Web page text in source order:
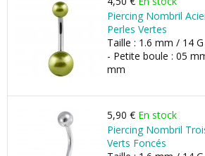
Piercing Nombril
Perles Vertes
Taille : 1.6 mm / 14
- Petite boule : 05
mm
5,90 € En stock
Piercing Nombril
Verts Foncés